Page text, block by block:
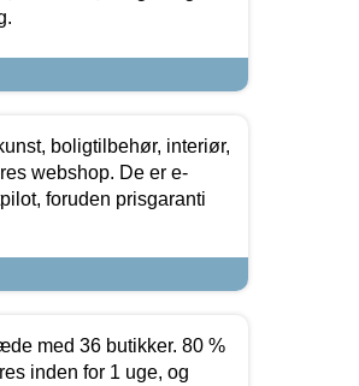
boligtilbehør, interiør,
webshop. De er e-
foruden prisgaranti
med 36 butikker. 80 %
inden for 1 uge, og